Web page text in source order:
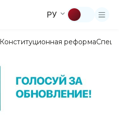
РУ
Конституционная реформа